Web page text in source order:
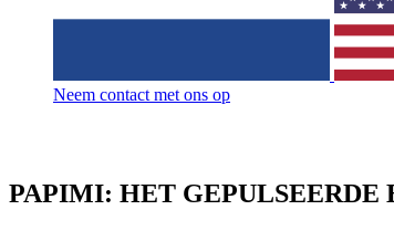
Neem contact met ons op
PAPIMI: HET